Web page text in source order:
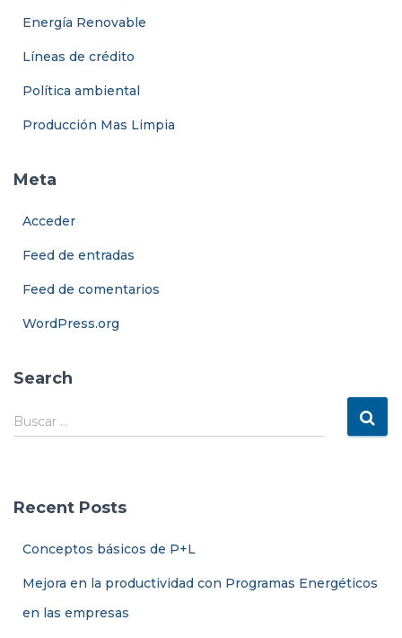
Energía Renovable
Líneas de crédito
Política ambiental
Producción Mas Limpia
Meta
Acceder
Feed de entradas
Feed de comentarios
WordPress.org
Search
B
u
r
Buscar …
Recent Posts
Conceptos básicos de P+L
Mejora en la productividad con Programas Energéticos
en las empresas